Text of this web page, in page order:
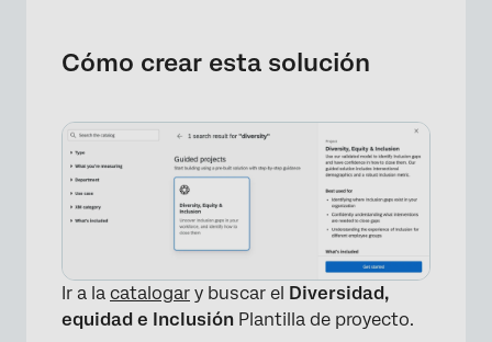
Cómo crear esta solución
Ir a la catalogar y buscar el Diversidad,
equidad e Inclusión Plantilla de proyecto.